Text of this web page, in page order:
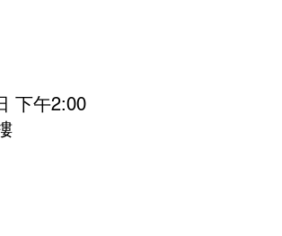
下午2:00